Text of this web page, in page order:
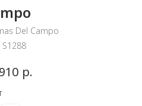
Del Campo
S1288
р.